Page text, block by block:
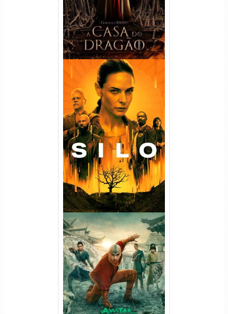
Silo 1ª Temporada Torrent
(2023) WEB-DL
720p/1080p/4K Dual Áudio
Avatar: O Último Mestre do
Ar 2ª Temporada Torrent
(2026) WEB-DL 1080p Dual
Áudio